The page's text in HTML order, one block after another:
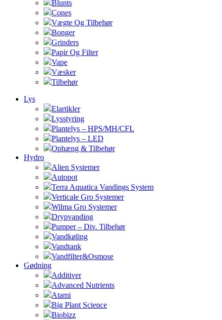
Blunts
Cones
Vægte Og Tilbehør
Bonger
Grinders
Papir Og Filter
Vape
Væsker
Tilbehør
Lys
Elartikler
Lysstyring
Plantelys – HPS/MH/CFL
Plantelys – LED
Ophæng & Tilbehør
Hydro
Alien Systemer
Autopot
Terra Aquatica Vandings System
Verticale Gro Systemer
Wilma Gro Systemer
Drypvanding
Pumper – Div. Tilbehør
Vandkøling
Vandtank
Vandfilter&Osmose
Gødning
Additiver
Advanced Nutrients
Atami
Big Plant Science
Biobizz